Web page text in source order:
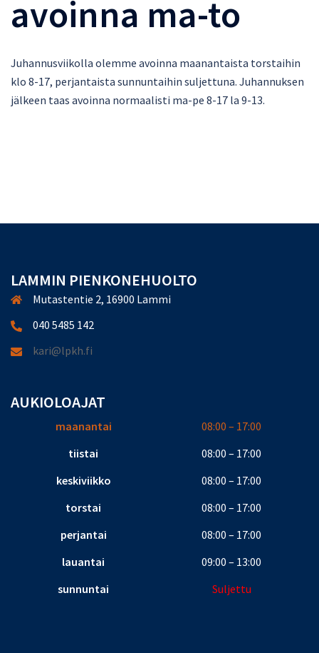
avoinna ma-to
Juhannusviikolla olemme avoinna maanantaista torstaihin
klo 8-17, perjantaista sunnuntaihin suljettuna. Juhannuksen
jälkeen taas avoinna normaalisti ma-pe 8-17 la 9-13.
LAMMIN PIENKONEHUOLTO
Mutastentie 2, 16900 Lammi
040 5485 142
kari@lpkh.fi
AUKIOLOAJAT
maanantai
08:00 – 17:00
tiistai
08:00 – 17:00
keskiviikko
08:00 – 17:00
torstai
08:00 – 17:00
perjantai
08:00 – 17:00
lauantai
09:00 – 13:00
sunnuntai
Suljettu